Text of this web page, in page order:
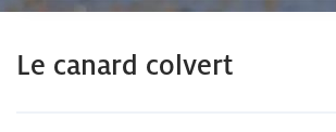
Le canard colvert